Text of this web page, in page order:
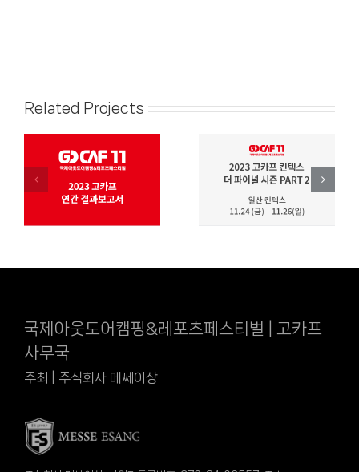
Related Projects
국제아웃도어캠핑&레포츠페스티벌 | 고카프
사무국
주최 | 주식회사 메쎄이상